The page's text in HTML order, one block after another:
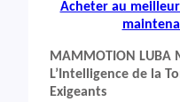
Acheter au
MAMMOTION LUBA
L’Intelligence de la
Exigeants